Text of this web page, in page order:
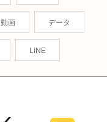
動画 データ
LINE